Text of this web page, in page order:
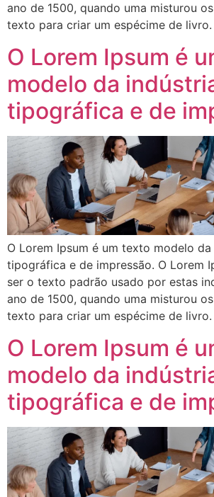
ano de 1500, quando uma misturou
texto para criar um espécime de livro.
O Lorem Ipsum é
modelo da
tipográfica e de
O Lorem Ipsum é um texto modelo
tipográfica e de impressão. O Lorem
ser o texto padrão usado por estas
ano de 1500, quando uma misturou
texto para criar um espécime de livro.
O Lorem Ipsum é
modelo da
tipográfica e de